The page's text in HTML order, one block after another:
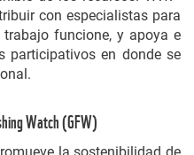
con especialistas para
funcione, y apoya e
participativos en donde se
Watch (GFW)